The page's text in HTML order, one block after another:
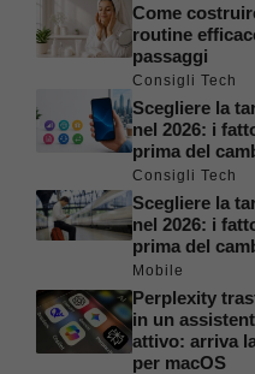
Come
routine
passaggi
Consigli Tech
Scegliere la
nel 2026: i
prima del
Consigli Tech
Scegliere la
nel 2026: i
prima del
Mobile
Perplexity
in un
attivo: arriva
per macOS